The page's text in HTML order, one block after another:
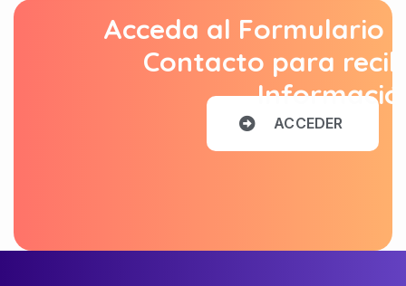
Acceda al Formulario
Contacto para
ACCEDER